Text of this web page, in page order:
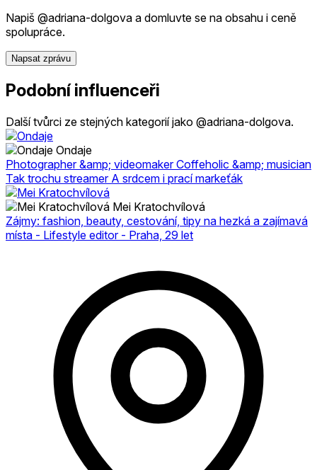
Napiš @adriana-dolgova a domluvte se na obsahu i ceně
spolupráce.
Napsat zprávu
Podobní influenceři
Další tvůrci ze stejných kategorií jako @adriana-dolgova.
Ondaje
Photographer &amp; videomaker Coffeholic &amp; musician
Tak trochu streamer A srdcem i prací markeťák
Mei Kratochvílová
Zájmy: fashion, beauty, cestování, tipy na hezká a zajímavá
místa - Lifestyle editor - Praha, 29 let